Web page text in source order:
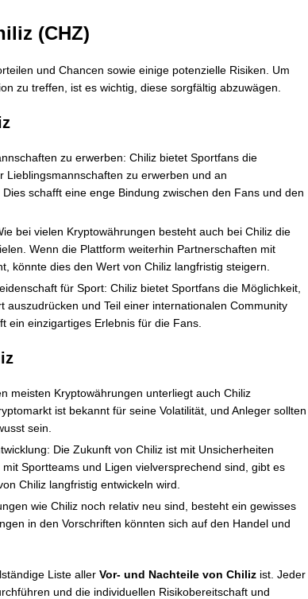
(CHZ)
und Chancen sowie einige potenzielle Risiken. Um
zu treffen, ist es wichtig, diese sorgfältig abzuwägen.
zu erwerben: Chiliz bietet Sportfans die
Lieblingsmannschaften zu erwerben und an
schafft eine enge Bindung zwischen den Fans und den
bei vielen Kryptowährungen besteht auch bei Chiliz die
Wenn die Plattform weiterhin Partnerschaften mit
könnte dies den Wert von Chiliz langfristig steigern.
für Sport: Chiliz bietet Sportfans die Möglichkeit,
auszudrücken und Teil einer internationalen Community
ein einzigartiges Erlebnis für die Fans.
meisten Kryptowährungen unterliegt auch Chiliz
ist bekannt für seine Volatilität, und Anleger sollten
sein.
Die Zukunft von Chiliz ist mit Unsicherheiten
Sportteams und Ligen vielversprechend sind, gibt es
Chiliz langfristig entwickeln wird.
wie Chiliz noch relativ neu sind, besteht ein gewisses
in den Vorschriften könnten sich auf den Handel und
Liste aller Vor- und Nachteile von Chiliz ist. Jeder
und die individuellen Risikobereitschaft und